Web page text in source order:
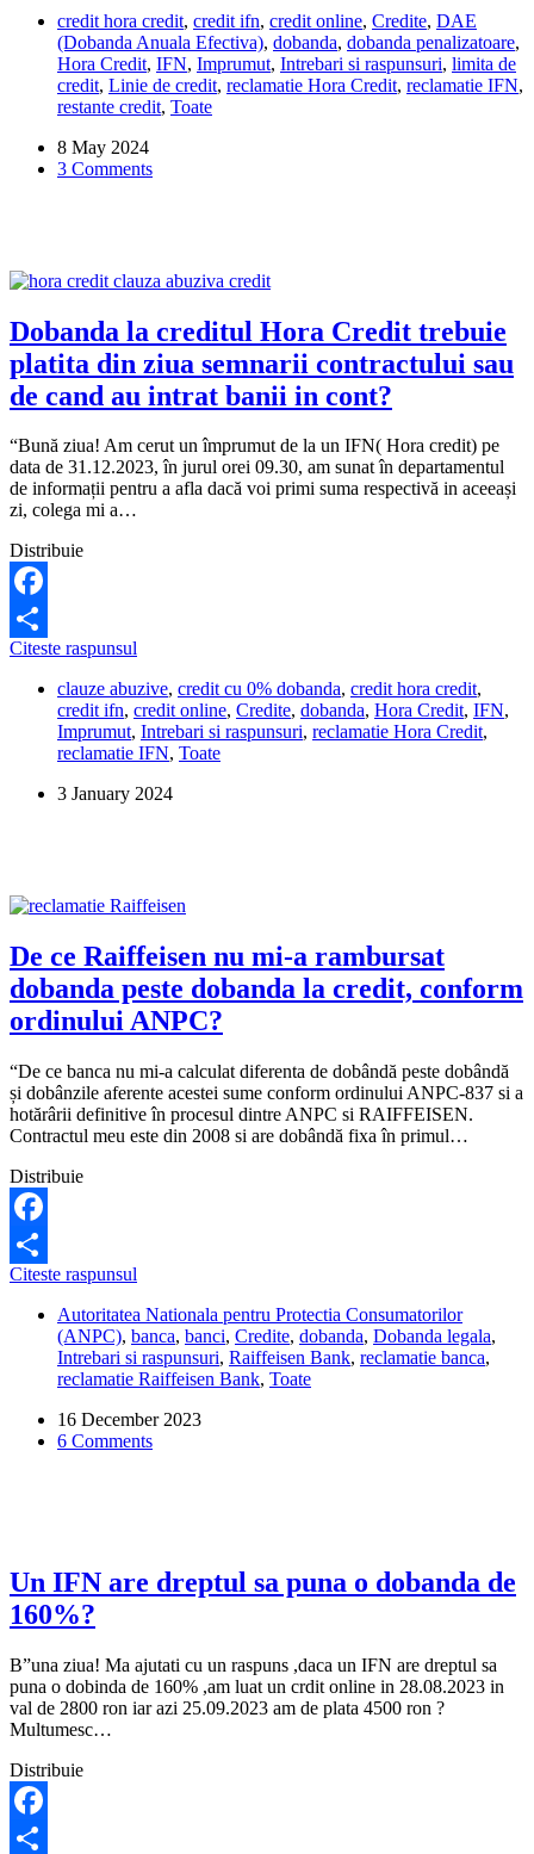
nu
m-
a
informat
ca
creditului
este
legal?
credit hora credit, credit ifn, credit online, Credite, DAE
(Dobanda Anuala Efectiva), dobanda, dobanda penalizatoare,
Hora Credit, IFN, Imprumut, Intrebari si raspunsuri, limita de
credit, Linie de credit, reclamatie Hora Credit, reclamatie IFN,
restante credit, Toate
8 May 2024
3 Comments
Dobanda la creditul Hora Credit trebuie
platita din ziua semnarii contractului sau
de cand au intrat banii in cont?
“Bună ziua! Am cerut un împrumut de la un IFN( Hora credit) pe
data de 31.12.2023, în jurul orei 09.30, am sunat în departamentul
de informații pentru a afla dacă voi primi suma respectivă in aceeași
zi, colega mi a…
Distribuie
Facebook
Share
Citeste raspunsul
creditul
Hora
Credit
trebuie
din
de
au
intrat
banii
in
cont?
clauze abuzive, credit cu 0% dobanda, credit hora credit,
credit ifn, credit online, Credite, dobanda, Hora Credit, IFN,
Imprumut, Intrebari si raspunsuri, reclamatie Hora Credit,
reclamatie IFN, Toate
3 January 2024
De ce Raiffeisen nu mi-a rambursat
dobanda peste dobanda la credit, conform
ordinului ANPC?
“De ce banca nu mi-a calculat diferenta de dobândă peste dobândă
și dobânzile aferente acestei sume conform ordinului ANPC-837 si a
hotărârii definitive în procesul dintre ANPC si RAIFFEISEN.
Contractul meu este din 2008 si are dobândă fixa în primul…
Distribuie
Facebook
Share
Citeste raspunsul
Raiffeisen
nu
mi-
a
dobanda
peste
ANPC?
Autoritatea Nationala pentru Protectia Consumatorilor
(ANPC), banca, banci, Credite, dobanda, Dobanda legala,
Intrebari si raspunsuri, Raiffeisen Bank, reclamatie banca,
reclamatie Raiffeisen Bank, Toate
16 December 2023
6 Comments
Un IFN are dreptul sa puna o dobanda de
160%?
B”una ziua! Ma ajutati cu un raspuns ,daca un IFN are dreptul sa
puna o dobinda de 160% ,am luat un crdit online in 28.08.2023 in
val de 2800 ron iar azi 25.09.2023 am de plata 4500 ron ?
Multumesc…
Distribuie
Facebook